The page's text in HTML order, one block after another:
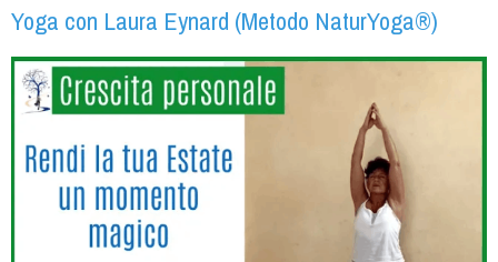
Yoga con Laura Eynard (Metodo NaturYoga®)